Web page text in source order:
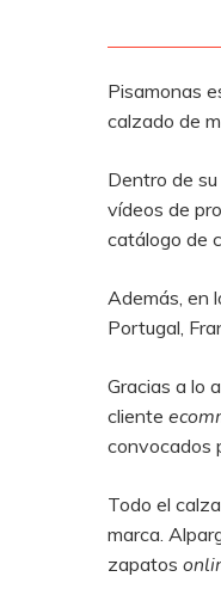
Pisamonas
calzado de
Dentro de
vídeos de
catálogo de
Además, en
Portugal,
Gracias a lo
cliente
convocados
Todo el
marca.
zapatos